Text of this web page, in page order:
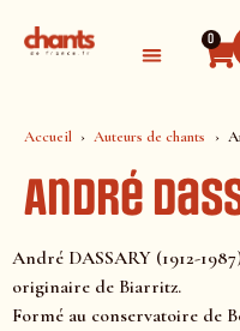
0
Accueil Auteurs de chants
André
André DASSARY (1912-
originaire de Biarritz.
Formé au conservatoire de